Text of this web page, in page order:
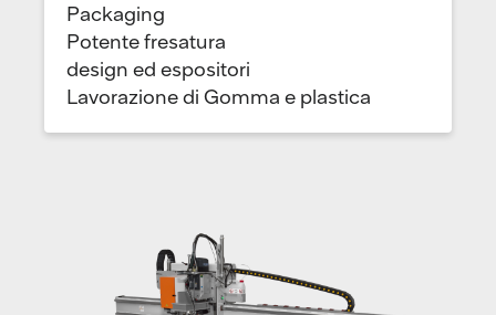
Packaging
Potente fresatura
design ed espositori
Lavorazione di Gomma e plastica